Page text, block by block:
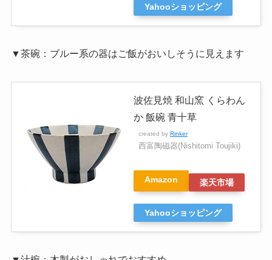
Yahooショッピング
▼茶碗：ブルー系の器はご飯がおいしそうに見えます
波佐見焼 和山窯 くらわん
か 飯碗 青十草
created by Rinker
西富陶磁器(Nishitomi Toujiki)
Amazon 楽天市場
Yahooショッピング